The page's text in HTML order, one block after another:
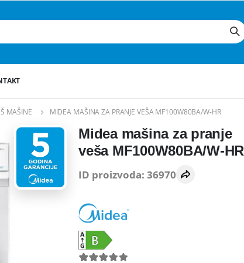
MAŠINE MIDEA MAŠINA ZA PRANJE VEŠA MF100W80BA/W-HR
Midea mašina za pranje
veša MF100W80BA/W-HR
ID proizvoda: 36970